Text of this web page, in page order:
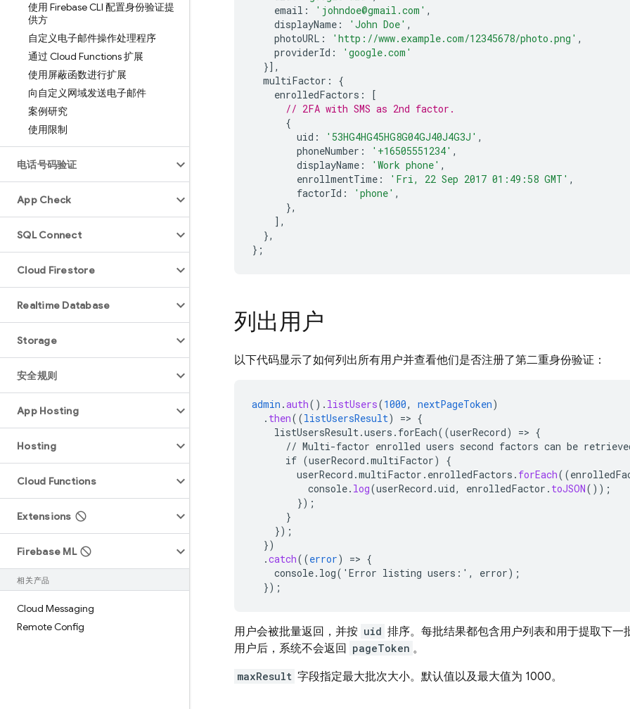
使用 Firebase CLI 配置身份验证提
供方
自定义电子邮件操作处理程序
通过 Cloud Functions 扩展
使用屏蔽函数进行扩展
向自定义网域发送电子邮件
案例研究
使用限制
电话号码验证
App Check
SQL Connect
Cloud Firestore
Realtime Database
Storage
安全规则
App Hosting
Hosting
Cloud Functions
Extensions
Firebase ML
相关产品
Cloud Messaging
Remote Config
email : 'johndoe@gmail.com' ,
displayName : 'John Doe' ,
photoURL : 'http://www.example.com/12345678/photo.png' ,
providerId :
'google.com'
}],
multiFactor :
{
enrolledFactors :
[
// 2FA with SMS as 2nd factor.
{
uid : '53HG4HG45HG8G04GJ40J4G3J' ,
phoneNumber : '+16505551234' ,
displayName : 'Work phone' ,
enrollmentTime : 'Fri, 22 Sep 2017 01:49:58 GMT' ,
factorId : 'phone' ,
},
],
},
};
列出用户
以下代码显示了如何列出所有用户并查看他们是否注册了第二重身份验证：
admin .auth() . listUsers(1000, nextPageToken)
. then((listUsersResult) => {
listUsersResult.users.forEach((userRecord)
=> {
// Multi-factor enrolled users second factors can be
if (userRecord .multiFactor)
{
userRecord .multiFactor . enrolledFactors . forEach( (
console. log(userRecord .uid, enrolledFactor . toJSON());
});
}
});
})
.catch((error) => {
console.log('Error listing users : ' , error);
});
用户会被批量返回，并按 uid 排序。每批结果都包含用户列表和用于提取下一
用户后，系统不会返回
pageToken 。
maxResult 字段指定最大批次大小。默认值以及最大值为 1000。